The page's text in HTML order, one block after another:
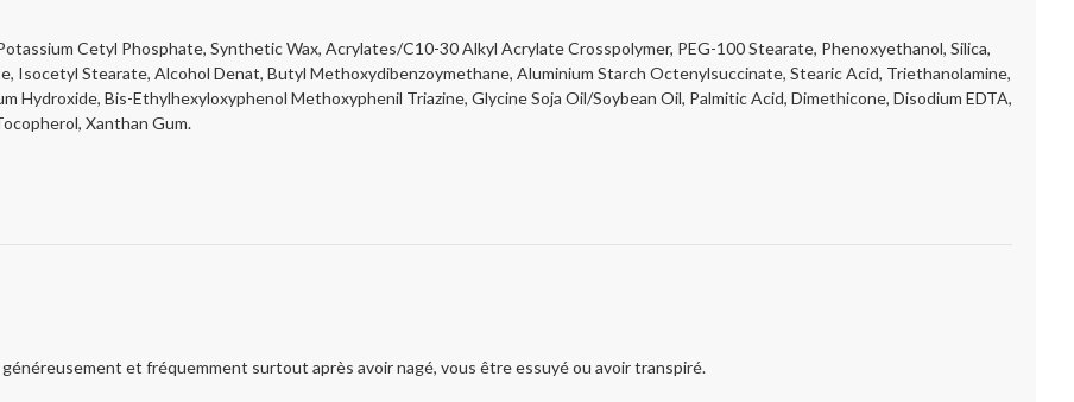
Cetyl Phosphate, Synthetic Wax, Acrylates/C10-30 Alkyl Acrylate Crosspolymer, PEG-100 Stearate, Phenoxyethanol, Silica,
Isocetyl Stearate, Alcohol Denat, Butyl Methoxydibenzoymethane, Aluminium Starch Octenylsuccinate, Stearic Acid, Triethanolamine,
Hydroxide, Bis-Ethylhexyloxyphenol Methoxyphenil Triazine, Glycine Soja Oil/Soybean Oil, Palmitic Acid, Dimethicone, Disodium EDTA,
Xanthan Gum.
et fréquemment surtout après avoir nagé, vous être essuyé ou avoir transpiré.